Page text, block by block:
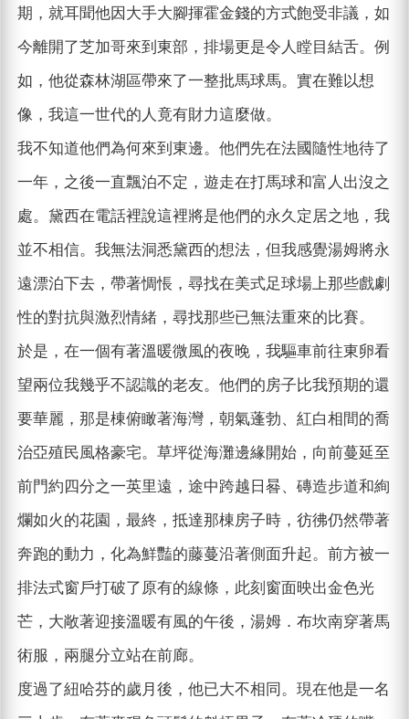
期，就耳聞他因大手大腳揮霍金錢的方式飽受非議，如
今離開了芝加哥來到東部，排場更是令人瞠目結舌。例
如，他從森林湖區帶來了一整批馬球馬。實在難以想
像，我這一世代的人竟有財力這麼做。
我不知道他們為何來到東邊。他們先在法國隨性地待了
一年，之後一直飄泊不定，遊走在打馬球和富人出沒之
處。黛西在電話裡說這裡將是他們的永久定居之地，我
並不相信。我無法洞悉黛西的想法，但我感覺湯姆將永
遠漂泊下去，帶著惆悵，尋找在美式足球場上那些戲劇
性的對抗與激烈情緒，尋找那些已無法重來的比賽。
於是，在一個有著溫暖微風的夜晚，我驅車前往東卵看
望兩位我幾乎不認識的老友。他們的房子比我預期的還
要華麗，那是棟俯瞰著海灣，朝氣蓬勃、紅白相間的喬
治亞殖民風格豪宅。草坪從海灘邊緣開始，向前蔓延至
前門約四分之一英里遠，途中跨越日晷、磚造步道和絢
爛如火的花園，最終，抵達那棟房子時，彷彿仍然帶著
奔跑的動力，化為鮮豔的藤蔓沿著側面升起。前方被一
排法式窗戶打破了原有的線條，此刻窗面映出金色光
芒，大敞著迎接溫暖有風的午後，湯姆．布坎南穿著馬
術服，兩腿分立站在前廊。
度過了紐哈芬的歲月後，他已大不相同。現在他是一名